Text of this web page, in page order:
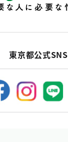
東京都公式SNS